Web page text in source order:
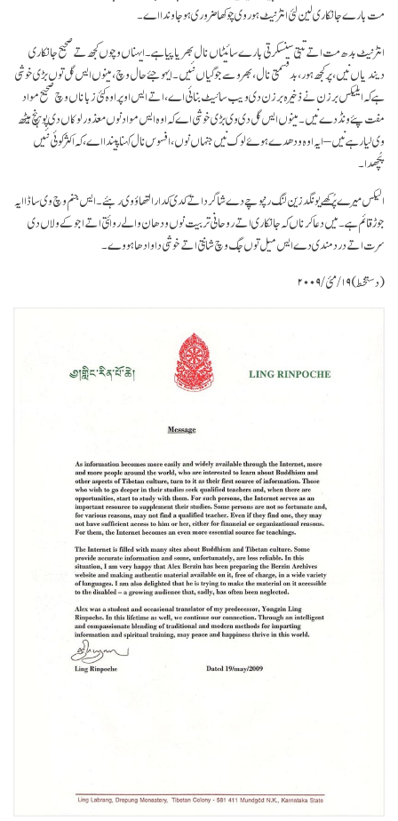
مت بارے جانکاری لین لئی انٹرنیٹ ہور وی چوکھا ضروری ہو جاوندا اے۔
انٹرنیٹ بدھ مت اتے تبتی سنسکرتی بارے سائیٹاں نال بھریا پیا ہے۔ ایہناں وچوں کجھ تے صحیح جانکاری
دیندیاں نیں، پر کجھ ہور، بد قسمتی نال، بھروسے جوگیاں نئیں۔ ایہو جئے حال وچ، مینوں ایس گل توں بڑی خوشی
ہے کہ ایلیکس برزن نے ذخیرہ برزن دی ویب سائیٹ بنائی اے، اتے ایس اوپر اوہ کئی زباناں وچ صحیح مواد
مفت پئے ونڈدے نیں۔ مینوں ایس گل دی وی بڑی خوشی اے کہ اوہ ایس مواد نوں معذور لوکاں دی پوہنچ ہیٹھ
وی لیا رہے نیں – ایہ اوہ ودھدے ہوۓ لوک نیں جنہاں نوں، افسوس نال کہنا پیندا اے، کہ اکثر کوئی نئیں
پُچھدا۔
الیکس میرے پُرکھے یونگدزین لنگ رنپوچے دے شاگرد اتے کدی کدار التھاؤ وی رہئے۔ ایس جنم وچ وی ساڈا ایہ
جوڑ قائم ہے۔ میں دعا کرناں کہ جانکاری اتے روحانی تربیت نوں ودھان والے روائتی اتے اجوکے ولاں دی
سرت اتے دردمندی دے ایس میل توں جگ وچ شانتی اتے خوشی دا وادھا ہووے۔
(دستخط) ۱۹/مئی/۲۰۰۹